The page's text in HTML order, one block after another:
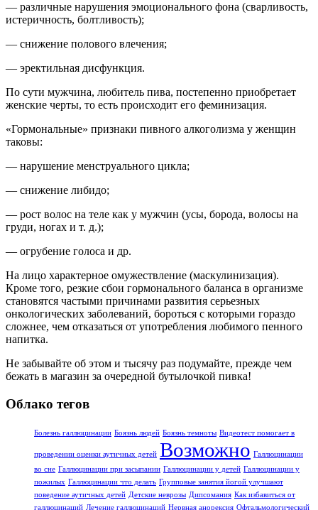
— различные нарушения эмоционального фона (сварливость,
истеричность, болтливость);
— снижение полового влечения;
— эректильная дисфункция.
По сути мужчина, любитель пива, постепенно приобретает
женские черты, то есть происходит его феминизация.
«Гормональные» признаки пивного алкоголизма у женщин
таковы:
— нарушение менструального цикла;
— снижение либидо;
— рост волос на теле как у мужчин (усы, борода, волосы на
груди, ногах и т. д.);
— огрубение голоса и др.
На лицо характерное омужествление (маскулинизация).
Кроме того, резкие сбои гормонального баланса в организме
становятся частыми причинами развития серьезных
онкологических заболеваний, бороться с которыми гораздо
сложнее, чем отказаться от употребления любимого пенного
напитка.
Не забывайте об этом и тысячу раз подумайте, прежде чем
бежать в магазин за очередной бутылочкой пивка!
Облако тегов
Болезнь галлюцинации Боязнь людей Боязнь темноты Видеотест помогает в
проведении оценки аутичных детей Возможно Галлюцинации
во сне Галлюцинации при засыпании Галлюцинации у детей Галлюцинации у
пожилых Галлюцинации что делать Групповые занятия йогой улучшают
поведение аутичных детей Детские неврозы Дипсомания Как избавиться от
галлюцинаций Лечение галлюцинаций Нервная анорексия Офтальмологический